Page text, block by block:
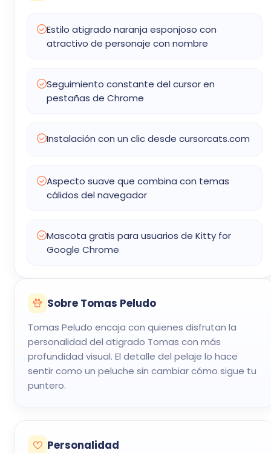
Estilo atigrado naranja esponjoso con
atractivo de personaje con nombre
Seguimiento constante del cursor en
pestañas de Chrome
Instalación con un clic desde cursorcats.com
Aspecto suave que combina con temas
cálidos del navegador
Mascota gratis para usuarios de Kitty for
Google Chrome
Sobre Tomas Peludo
Tomas Peludo encaja con quienes disfrutan la
personalidad del atigrado Tomas con más
profundidad visual. El detalle del pelaje lo hace
sentir como un peluche sin cambiar cómo sigue tu
puntero.
Personalidad